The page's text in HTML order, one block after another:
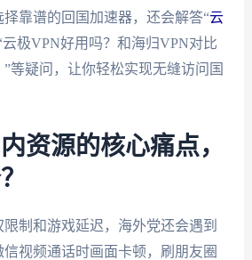
靠谱的回国加速器，还会解答“云
云极VPN好用吗？和海归VPN对比
等疑问，让你轻松实现无缝访问国
资源的核心痛点，
制和游戏延迟，海外党还会遇到
视频通话时画面卡顿，刷朋友圈